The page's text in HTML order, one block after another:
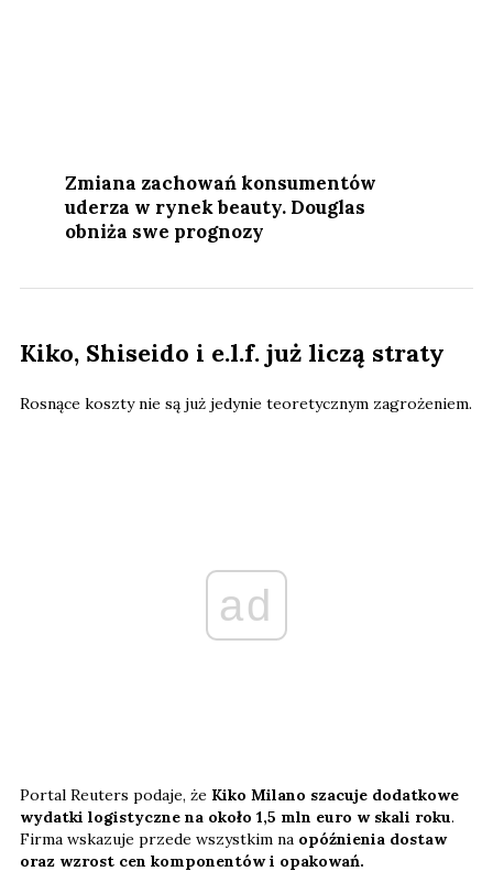
Zmiana zachowań konsumentów
uderza w rynek beauty. Douglas
obniża swe prognozy
Kiko, Shiseido i e.l.f. już liczą straty
Rosnące koszty nie są już jedynie teoretycznym zagrożeniem.
ad
Portal Reuters podaje, że Kiko Milano szacuje dodatkowe
wydatki logistyczne na około 1,5 mln euro w skali roku.
Firma wskazuje przede wszystkim na opóźnienia dostaw
oraz wzrost cen komponentów i opakowań.